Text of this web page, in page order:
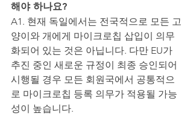
해야 하나요?
A1. 현재 독일에서는 전국적으로 모든 고
양이와 개에게 마이크로칩 삽입이 의무
화되어 있는 것은 아닙니다. 다만 EU가
추진 중인 새로운 규정이 최종 승인되어
시행될 경우 모든 회원국에서 공통적으
로 마이크로칩 등록 의무가 적용될 가능
성이 높습니다.